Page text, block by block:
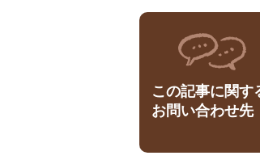
この記事に関す
お問い合わせ先